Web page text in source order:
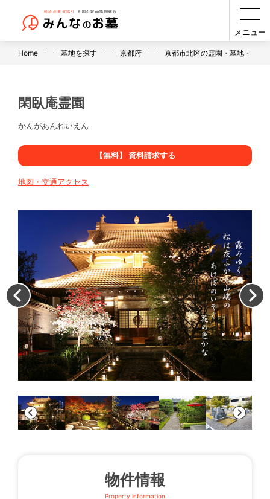
メニュー
Home 墓地を探す 京都府 京都市北区の霊園・墓地・お墓
閑臥庵霊園
かんがあんれいえん
【無料】 資料請求する
地図・交通アクセス
物件情報
Property information